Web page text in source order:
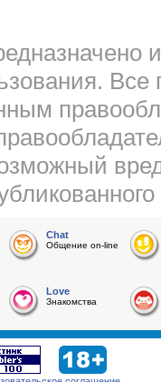
Chat
Общение on-line
Love
Знакомства